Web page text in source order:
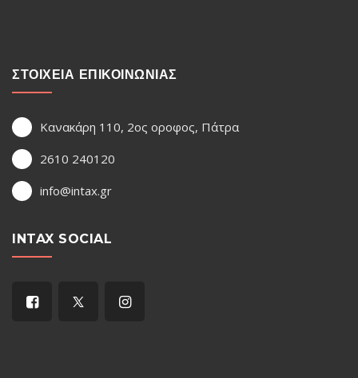
ΣΤΟΙΧΕΙΑ ΕΠΙΚΟΙΝΩΝΙΑΣ
Κανακάρη 110, 2ος οροφος, Πάτρα
2610 240120
info@intax.gr
INTAX SOCIAL